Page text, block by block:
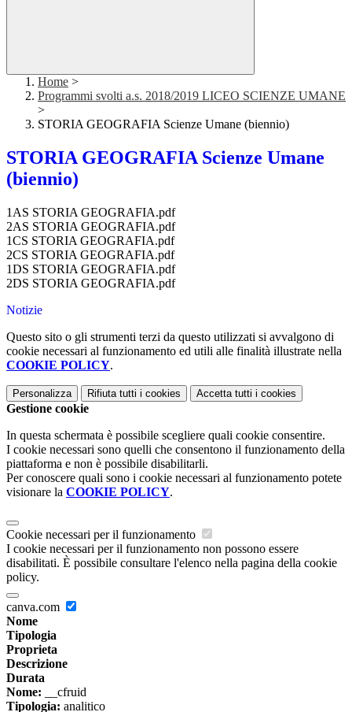
Home >
Programmi svolti a.s. 2018/2019 LICEO SCIENZE UMANE
>
STORIA GEOGRAFIA Scienze Umane (biennio)
STORIA GEOGRAFIA Scienze Umane
(biennio)
1AS STORIA GEOGRAFIA.pdf
2AS STORIA GEOGRAFIA.pdf
1CS STORIA GEOGRAFIA.pdf
2CS STORIA GEOGRAFIA.pdf
1DS STORIA GEOGRAFIA.pdf
2DS STORIA GEOGRAFIA.pdf
Notizie
Questo sito o gli strumenti terzi da questo utilizzati si avvalgono di
cookie necessari al funzionamento ed utili alle finalità illustrate nella
COOKIE POLICY.
Personalizza Rifiuta tutti i cookies Accetta tutti i cookies
Gestione cookie
In questa schermata è possibile scegliere quali cookie consentire.
I cookie necessari sono quelli che consentono il funzionamento della
piattaforma e non è possibile disabilitarli.
Per conoscere quali sono i cookie necessari al funzionamento potete
visionare la COOKIE POLICY.
Cookie necessari per il funzionamento
I cookie necessari per il funzionamento non possono essere
disabilitati. È possibile consultare l'elenco nella pagina della cookie
policy.
canva.com
Nome
Tipologia
Proprieta
Descrizione
Durata
Nome: __cfruid
Tipologia: analitico